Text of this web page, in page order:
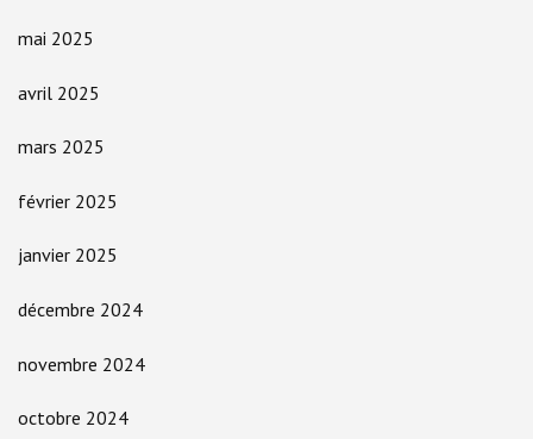
mai 2025
avril 2025
mars 2025
février 2025
janvier 2025
décembre 2024
novembre 2024
octobre 2024